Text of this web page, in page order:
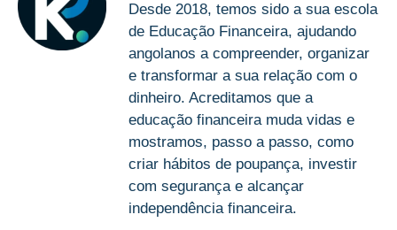
Desde 2018, temos sido a sua escola
de Educação Financeira, ajudando
angolanos a compreender, organizar
e transformar a sua relação com o
dinheiro. Acreditamos que a
educação financeira muda vidas e
mostramos, passo a passo, como
criar hábitos de poupança, investir
com segurança e alcançar
independência financeira.